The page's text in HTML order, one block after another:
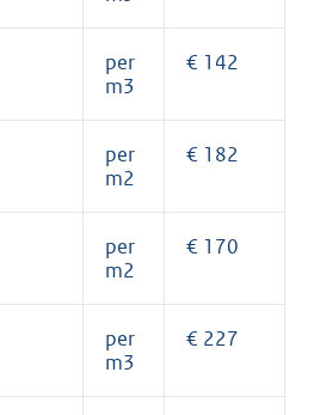
per
m3
€ 142
per
m2
€ 182
per
m2
€ 170
per
m3
€ 227